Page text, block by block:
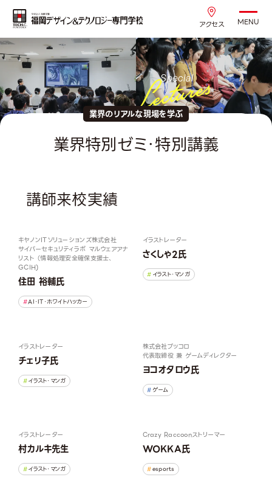
アクセス MENU
業界のリアルな現場を学ぶ
業界特別ゼミ・特別講義
講師来校実績
キヤノンITソリューションズ株式会社
サイバーセキュリティラボ マルウェアアナ
リスト （情報処理安全確保支援士、
GCIH)
住田 裕輔氏
AI・IT・ホワイトハッカー
イラストレーター
さくしゃ2氏
イラスト・マンガ
イラストレーター
チェリ子氏
イラスト・マンガ
株式会社ブッコロ
代表取締役 兼 ゲームディレクター
ヨコオタロウ氏
ゲーム
イラストレーター
村カルキ先生
イラスト・マンガ
Crazy Raccoonストリーマー
WOKKA氏
esports